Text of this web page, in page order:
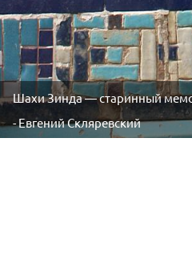
Шахи Зинда — старинный
- Евгений Скляревский